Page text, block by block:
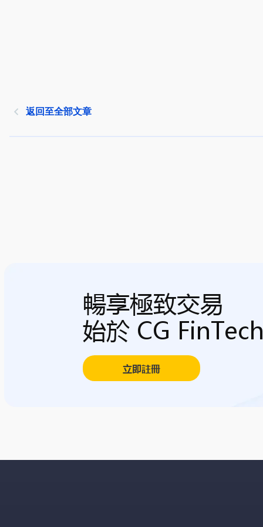
返回至全部文章
暢享極致交易
始於 CG
立即註冊